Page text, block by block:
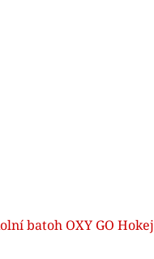
batoh OXY GO Hokej